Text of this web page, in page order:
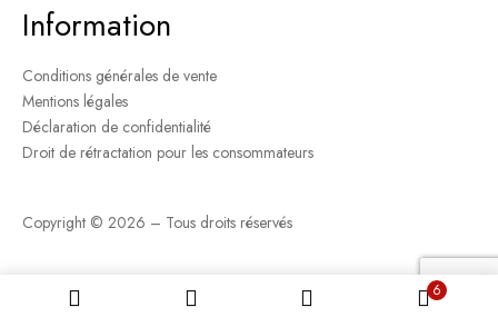
6
Information
Conditions générales de vente
Mentions légales
Déclaration de confidentialité
Droit de rétractation pour les consommateurs
Copyright © 2026 – Tous droits réservés